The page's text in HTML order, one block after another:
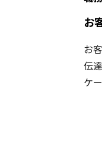
お
お
伝
ケ